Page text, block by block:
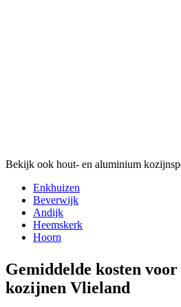
Bekijk ook hout- en aluminium
Enkhuizen
Beverwijk
Andijk
Heemskerk
Hoorn
Gemiddelde kosten
kozijnen Vlieland